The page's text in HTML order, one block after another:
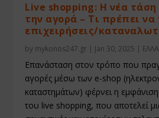
Live shopping: Η νέα
την αγορά – Τι πρέπει να
επιχειρήσεις/
by mykonos247.gr | Jan 30, 2025 |
Επανάσταση στον τρόπο που
αγορές μέσω των e-shop
καταστημάτων) φέρνει η
του live shopping, που αποτελεί